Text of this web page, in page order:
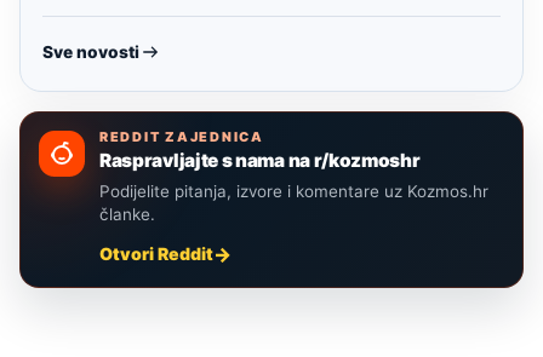
Sve novosti
REDDIT ZAJEDNICA
Raspravljajte s nama na r/kozmoshr
Podijelite pitanja, izvore i komentare uz Kozmos.hr
članke.
Otvori Reddit